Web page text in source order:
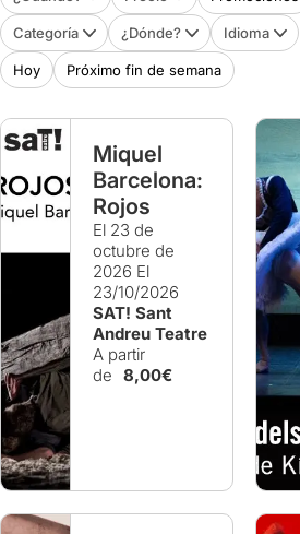
Categoría ¿Dónde? Idioma
Hoy Próximo fin de semana
Miquel
Barcelona:
Rojos
El 23 de
octubre de
2026 El
23/10/2026
SAT! Sant
Andreu Teatre
A partir
de 8,00€